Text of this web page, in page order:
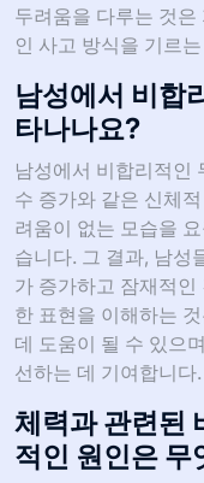
두려움을 다루는 것
인 사고 방식을 기르
남성에서 비합
타나나요?
남성에서 비합리적인
수 증가와 같은 신체
려움이 없는 모습을
습니다. 그 결과, 남성
가 증가하고 잠재적
한 표현을 이해하는
데 도움이 될 수 있으
선하는 데 기여합니다.
체력과 관련된
적인 원인은 무